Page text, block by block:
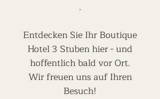
.
Entdecken Sie Ihr Boutique
Hotel 3 Stuben hier - und
hoffentlich bald vor Ort.
Wir freuen uns auf Ihren
Besuch!